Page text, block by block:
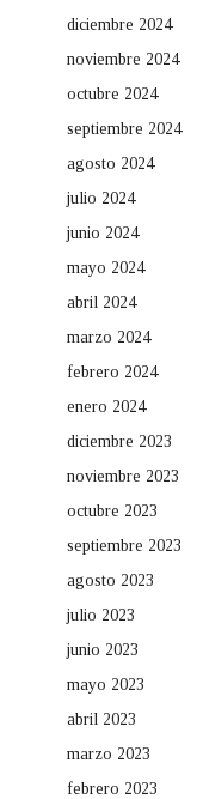
diciembre 2024
noviembre 2024
octubre 2024
septiembre 2024
agosto 2024
julio 2024
junio 2024
mayo 2024
abril 2024
marzo 2024
febrero 2024
enero 2024
diciembre 2023
noviembre 2023
octubre 2023
septiembre 2023
agosto 2023
julio 2023
junio 2023
mayo 2023
abril 2023
marzo 2023
febrero 2023